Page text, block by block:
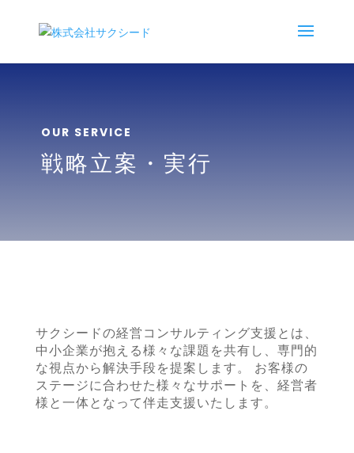
OUR SERVICE
戦略立案・実行
サクシードの経営コンサルティング支援とは、
中小企業が抱える様々な課題を共有し、専門的
な視点から解決手段を提案します。 お客様の
ステージに合わせた様々なサポートを、経営者
様と一体となって伴走支援いたします。